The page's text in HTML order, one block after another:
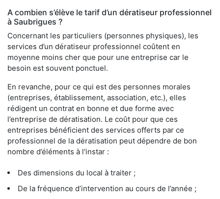
A combien s’élève le tarif d’un dératiseur professionnel
à Saubrigues ?
Concernant les particuliers (personnes physiques), les
services d’un dératiseur professionnel coûtent en
moyenne moins cher que pour une entreprise car le
besoin est souvent ponctuel.
En revanche, pour ce qui est des personnes morales
(entreprises, établissement, association, etc.), elles
rédigent un contrat en bonne et due forme avec
l’entreprise de dératisation. Le coût pour que ces
entreprises bénéficient des services offerts par ce
professionnel de la dératisation peut dépendre de bon
nombre d’éléments à l'instar :
Des dimensions du local à traiter ;
De la fréquence d’intervention au cours de l’année ;